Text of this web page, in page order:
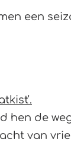
een
hen de
van